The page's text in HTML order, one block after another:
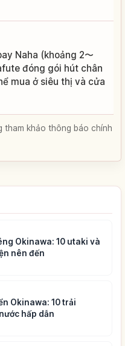
Naha (khoảng 2〜
đóng gói hút chân
mua ở siêu thị và cửa
tham khảo thông báo chính
Okinawa: 10 utaki và
nên đến
Okinawa: 10 trải
hấp dẫn